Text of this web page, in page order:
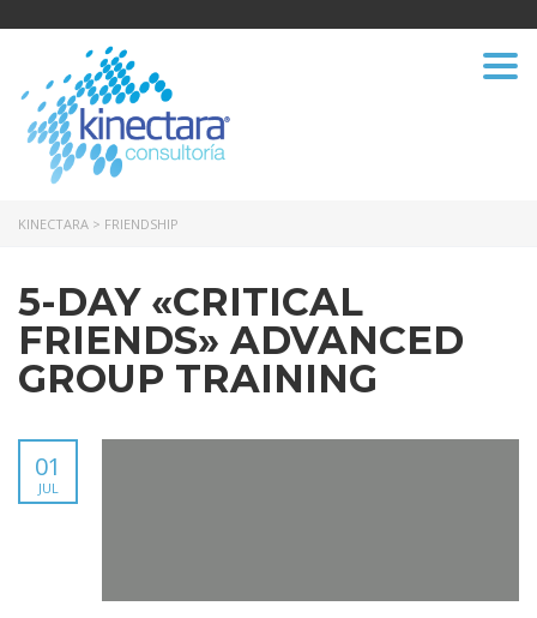
KINECTARA > FRIENDSHIP
5-DAY «CRITICAL
FRIENDS» ADVANCED
GROUP TRAINING
01
JUL